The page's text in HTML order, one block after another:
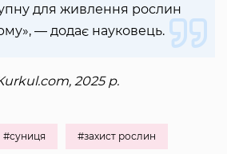
для живлення рослин
— додає науковець.
2025 р.
#суниця #захист рослин